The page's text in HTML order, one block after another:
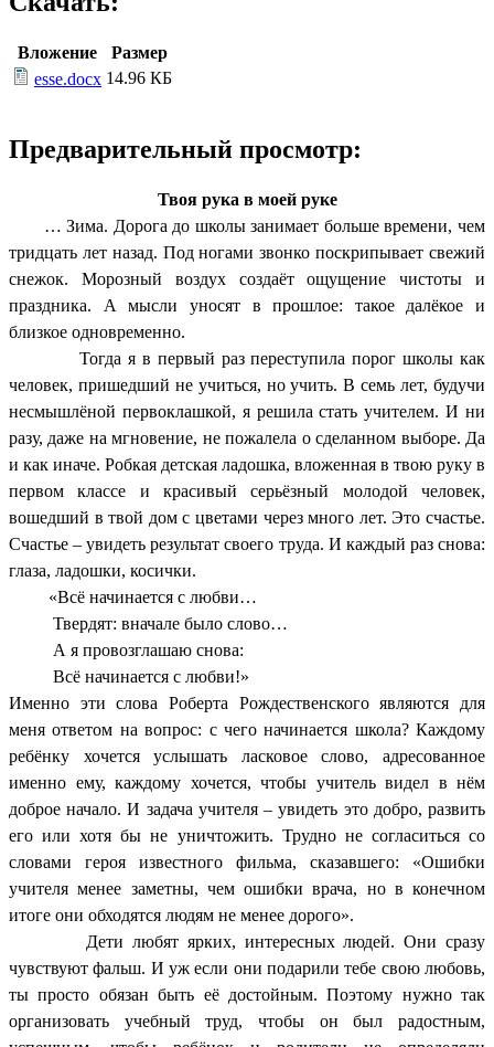
Вложение
Размер
esse.docx 14.96 КБ
Предварительный просмотр:
Твоя рука в моей руке
… Зима. Дорога до школы занимает больше времени, чем
тридцать лет назад. Под ногами звонко поскрипывает свежий
снежок. Морозный воздух создаёт ощущение чистоты и
праздника. А мысли уносят в прошлое: такое далёкое и
близкое одновременно.
Тогда я в первый раз переступила порог школы как
человек, пришедший не учиться, но учить. В семь лет, будучи
несмышлёной первоклашкой, я решила стать учителем. И ни
разу, даже на мгновение, не пожалела о сделанном выборе. Да
и как иначе. Робкая детская ладошка, вложенная в твою руку в
первом классе и красивый серьёзный молодой человек,
вошедший в твой дом с цветами через много лет. Это счастье.
Счастье – увидеть результат своего труда. И каждый раз снова:
глаза, ладошки, косички.
«Всё начинается с любви…
Твердят: вначале было слово…
А я провозглашаю снова:
Всё начинается с любви!»
Именно эти слова Роберта Рождественского являются для
меня ответом на вопрос: с чего начинается школа? Каждому
ребёнку хочется услышать ласковое слово, адресованное
именно ему, каждому хочется, чтобы учитель видел в нём
доброе начало. И задача учителя – увидеть это добро, развить
его или хотя бы не уничтожить. Трудно не согласиться со
словами героя известного фильма, сказавшего: «Ошибки
учителя менее заметны, чем ошибки врача, но в конечном
итоге они обходятся людям не менее дорого».
Дети любят ярких, интересных людей. Они сразу
чувствуют фальш. И уж если они подарили тебе свою любовь,
ты просто обязан быть её достойным. Поэтому нужно так
организовать учебный труд, чтобы он был радостным,